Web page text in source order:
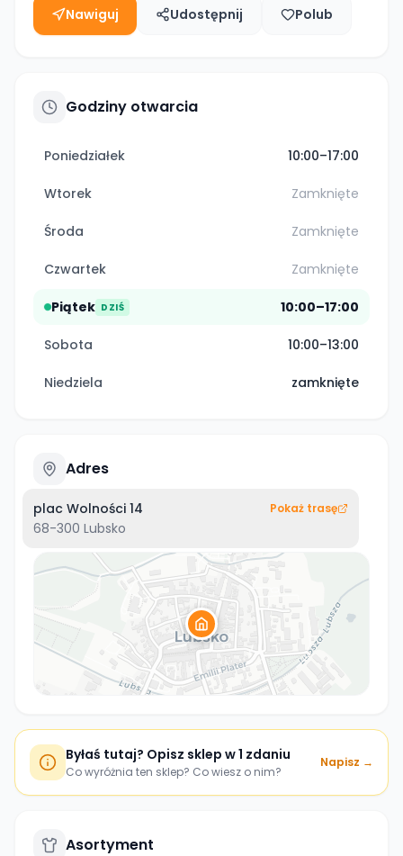
Nawiguj Udostępnij Polub
Godziny otwarcia
Poniedziałek 10:00–17:00
Wtorek Zamknięte
Środa Zamknięte
Czwartek Zamknięte
Piątek DZIŚ 10:00–17:00
Sobota 10:00–13:00
Niedziela zamknięte
Adres
plac Wolności 14
68-300 Lubsko
Pokaż trasę
Byłaś tutaj? Opisz sklep w 1 zdaniu
Co wyróżnia ten sklep? Co wiesz o nim?
Napisz →
Asortyment